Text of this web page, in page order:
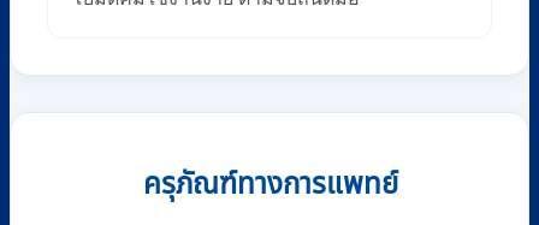
ครุภัณฑ์ทางการแพทย์